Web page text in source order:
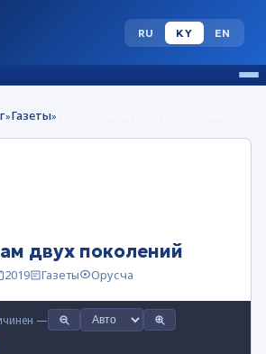
RU KY EN
»Газеты»
двух поколений
2019 Газеты Орусча
—